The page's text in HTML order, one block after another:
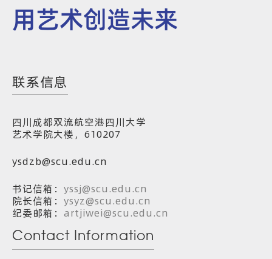
用艺术创造未来
联系信息
四川成都双流航空港四川大学
艺术学院大楼，610207
ysdzb@scu.edu.cn
书记信箱： yssj@scu.edu.cn
院长信箱： ysyz@scu.edu.cn
纪委邮箱： artjiwei@scu.edu.cn
Contact Information